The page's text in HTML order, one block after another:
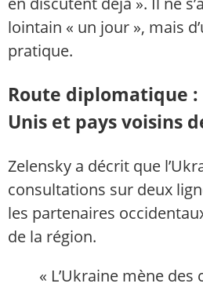
lointain « un jour », mais
pratique.
Route diplomatique :
Unis et pays voisins
Zelensky a décrit que
consultations sur deux
les partenaires
de la région.
« L’Ukraine mène